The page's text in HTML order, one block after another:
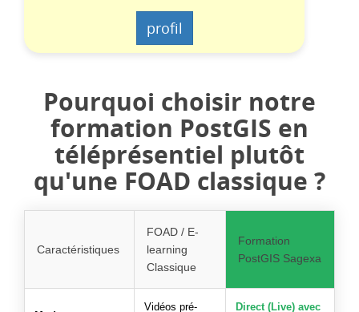
profil
Pourquoi choisir notre
formation PostGIS en
téléprésentiel plutôt
qu'une FOAD classique ?
Caractéristiques
FOAD / E-
learning
Classique
Formation
PostGIS Sagexa
Vidéos pré-
Direct (Live) avec